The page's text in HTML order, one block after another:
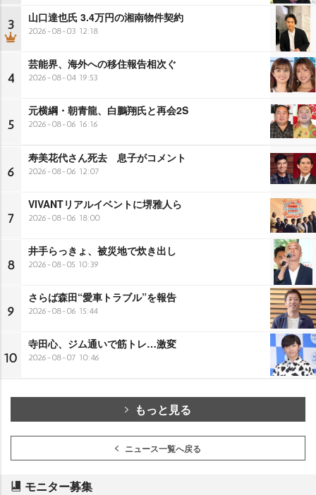
3 山口達也氏 3.4万円の湘南物件契約
2026-08-03 12:18
4
芸能界、海外への移住報告相次ぐ
2026-08-04 19:53
5
元横綱・朝青龍、白鵬翔氏と再会2S
2026-08-06 16:16
6
寿美花代さん死去 息子がコメント
2026-08-06 12:07
7
VIVANTリアルイベントに堺雅人ら
2026-08-06 18:00
8
井手らっきょ、被災地で炊き出し
2026-08-05 10:39
9
さらば森田“愛車トラブル”を報告
2026-08-06 15:44
10
寺田心、ジム通いで筋トレ…激変
2026-08-07 10:46
もっと見る
ニュース一覧へ戻る
モニター募集